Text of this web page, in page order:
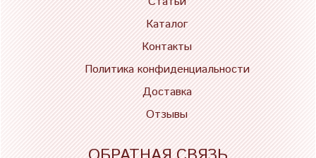
Каталог
Контакты
Политика конфиденциальности
Доставка
Отзывы